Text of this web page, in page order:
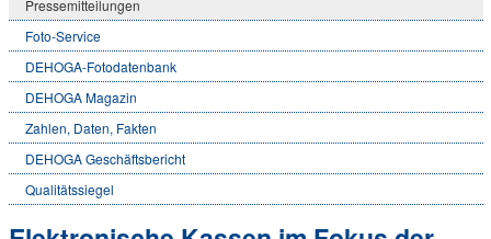
Pressemitteilungen
Foto-Service
DEHOGA-Fotodatenbank
DEHOGA Magazin
Zahlen, Daten, Fakten
DEHOGA Geschäftsbericht
Qualitätssiegel